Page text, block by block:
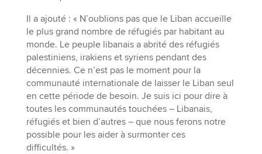
Il a ajouté : « N’oublions pas que le Liban accueille
le plus grand nombre de réfugiés par habitant au
monde. Le peuple libanais a abrité des réfugiés
palestiniens, irakiens et syriens pendant des
décennies. Ce n’est pas le moment pour la
communauté internationale de laisser le Liban seul
en cette période de besoin. Je suis ici pour dire à
toutes les communautés touchées – Libanais,
réfugiés et bien d’autres – que nous ferons notre
possible pour les aider à surmonter ces
difficultés. »